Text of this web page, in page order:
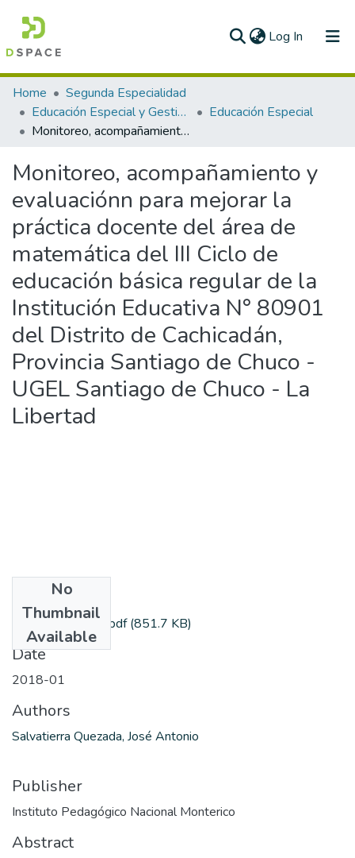
Log In (current)
Communities & Collections
All of DSpace
Home
Segunda Especialidad
Educación Especial y Gestión Escolar
Educación Especial
Monitoreo, acompañamiento y evaluaciónn para mejorar la práctica docente del área de matemática del III Ciclo de educación básica regular de la Institución Educativa N° 80901 del Distrito de Cachicadán, Provincia Santiago de Chuco - UGEL Santiago de Chuco - La Libertad
Monitoreo, acompañamiento y
evaluaciónn para mejorar la
práctica docente del área de
matemática del III Ciclo de
educación básica regular de la
Institución Educativa N° 80901
del Distrito de Cachicadán,
Provincia Santiago de Chuco -
UGEL Santiago de Chuco - La
Libertad
No
Thumbnail
Available
salvatierraq_jose.pdf(851.7 KB)
Date
2018-01
Authors
Salvatierra Quezada, José Antonio
Publisher
Instituto Pedagógico Nacional Monterico
Abstract